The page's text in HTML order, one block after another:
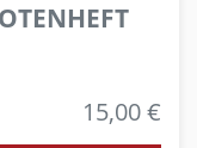
15,00 €